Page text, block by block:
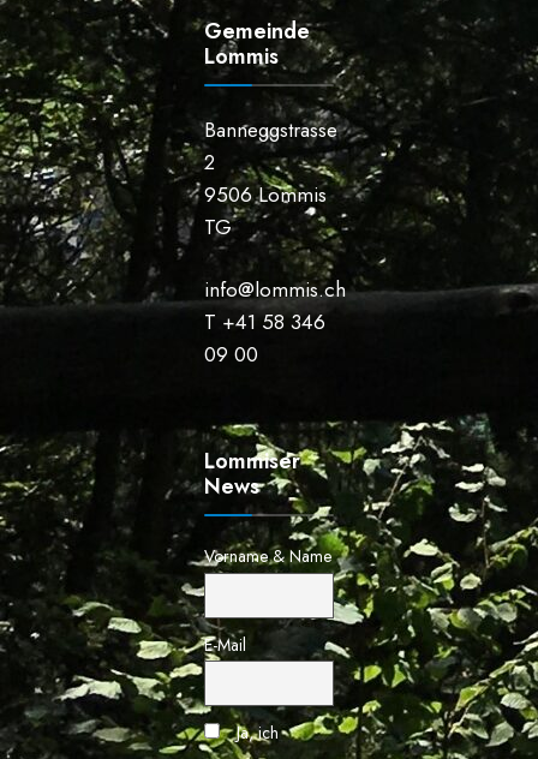
Gemeinde
Lommis
Banneggstrasse
2
9506 Lommis
TG
info@lommis.ch
T +41 58 346
09 00
Lommiser
News
Vorname & Name
E-Mail
Ja, ich